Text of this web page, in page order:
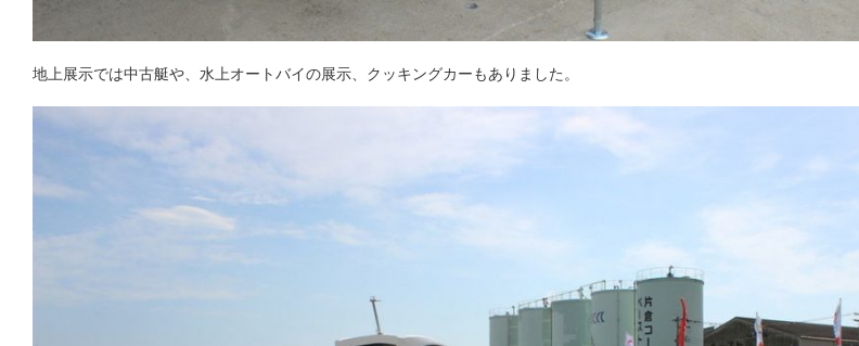
地上展示では中古艇や、水上オートバイの展示、クッキングカーもありました。